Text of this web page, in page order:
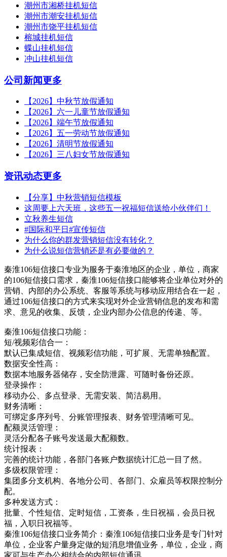
潮州市湘桥挂机短信
潮州市潮安挂机短信
潮州市饶平挂机短信
榕城挂机短信
蝶山挂机短信
冲山挂机短信
公司新闻更多
【2026】中秋节放假通知
【2026】六一儿童节放假通知
【2026】端午节放假通知
【2026】五一劳动节放假通知
【2026】清明节放假通知
【2026】三八妇女节放假通知
资讯动态更多
【分享】中秋营销短信模板
这周要上六天班，这些五一祝福短信送给小伙伴们！
立秋养生短信
#国际和平日#宣传短信
为什么你的群发营销短信没有转化？
为什么说短信营销还是有必要做的？
秦淮106短信接口专业为服务于秦淮地区的企业，单位，商家
的106短信接口需求，秦淮106短信接口能够将企业单位对外的
营销、内部的办公系统、客服等系统与移动应用结合在一起，
通过106短信接口的方式来实现对外企业营销信息的发布和需
求、意见的收集、反馈，企业内部办公信息的传递、等。
秦淮106短信接口功能：
短/视频彩信合一：
默认已集成短信、视频彩信功能，可扩展、无需单独配置。
数据安全性高：
数据本地服务器储存，安全防泄露、可随时备份还原。
登录操作：
移动办公、多点登录、无需安装、简洁易用。
财务清晰：
可绑定多序列号、分账管理报表、财务管理清晰可见。
配额灵活管理：
灵活分配各子账号发送最大配额数。
统计报表：
完善的统计功能，各部门各账户数据统计汇总一目了然。
多级权限管理：
集团多分支机构、各地分公司、各部门、众雇员等权限控制分
配。
多种发送方式：
批量、个性短信、定时短信，工资条，生日祝福，会员日祝
福，入职日祝福等。
秦淮106短信接口业务简介：秦淮106短信接口业务是专门针对
单位，企业客户量身定做的短消息增值业务，单位，企业，商
家可与生产办公相结合的内部短信通讯，